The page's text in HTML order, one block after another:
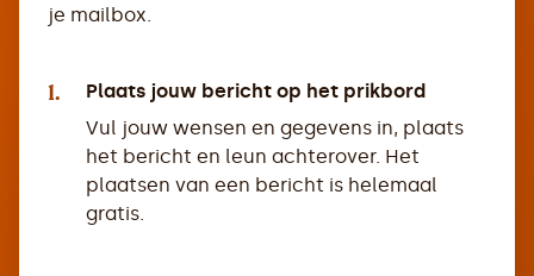
je mailbox.
1.
Plaats jouw bericht op het prikbord
Vul jouw wensen en gegevens in, plaats
het bericht en leun achterover. Het
plaatsen van een bericht is helemaal
gratis.